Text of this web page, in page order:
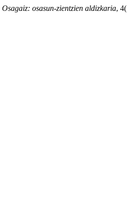
Osagaiz: osasun-zientzien aldizkaria,